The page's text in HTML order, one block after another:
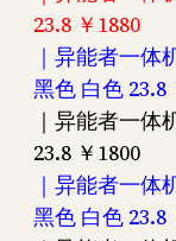
23.8 ￥1880
｜异能者一体
黑色 白色 23.8
｜异能者一体
23.8 ￥1800
｜异能者一体
黑色 白色 23.8